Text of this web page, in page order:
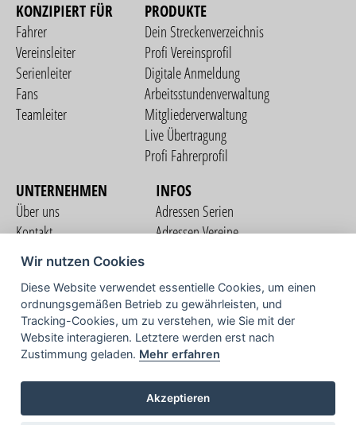
KONZIPIERT FÜR
Fahrer
Vereinsleiter
Serienleiter
Fans
Teamleiter
PRODUKTE
Dein Streckenverzeichnis
Profi Vereinsprofil
Digitale Anmeldung
Arbeitsstundenverwaltung
Mitgliederverwaltung
Live Übertragung
Profi Fahrerprofil
UNTERNEHMEN
Über uns
Kontakt
Nutzungsbedingungen
Datenschutzerklärung
Impressum
INFOS
Adressen Serien
Adressen Vereine
COMMUNITY
TV
Wir nutzen Cookies
Diese Website verwendet essentielle Cookies, um einen
ordnungsgemäßen Betrieb zu gewährleisten, und
Tracking-Cookies, um zu verstehen, wie Sie mit der
Website interagieren. Letztere werden erst nach
Zustimmung geladen. Mehr erfahren
Akzeptieren